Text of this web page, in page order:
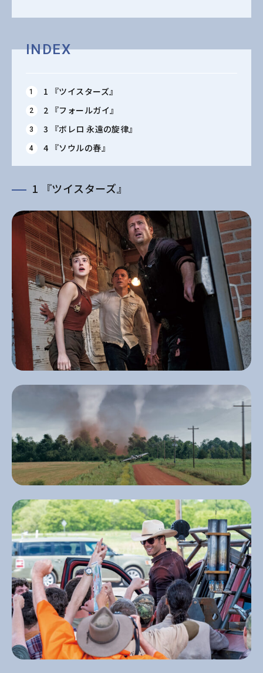
INDEX
1 『ツイスターズ』
2 『フォールガイ』
3 『ボレロ 永遠の旋律』
4 『ソウルの春』
1 『ツイスターズ』